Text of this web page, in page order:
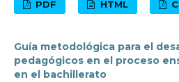
PDF HTML
Guía metodológica para el
pedagógicos en el proceso
en el bachillerato